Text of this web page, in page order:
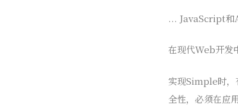
... JavaScript和
在现代Web开发
实现Simple时，
全性，必须在应